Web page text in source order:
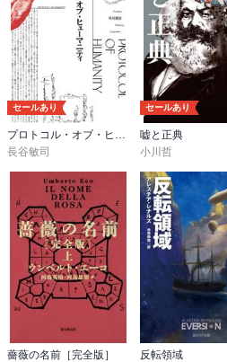
セールあり
プロトコル・オブ・ヒューマニティ
長谷敏司
セールあり
嘘と正典
小川哲
薔薇の名前［完全版］
反転領域